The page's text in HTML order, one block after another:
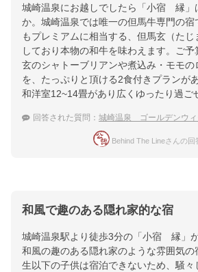
城崎温泉にお越しでしたら「小宿 縁」
か。城崎温泉では唯一の但馬牛専門の
もプレミアムに相当する、但馬玄（た
しており本物の和牛を味わえます。ご
玄のシャトーブリアンや煮込み・モモ
を、たっぷりと頂ける2食付きプランが
和洋室12~14畳があり広くゆったり過ご
回答された質問： 城崎温泉 ゴールデンウィーク夫婦旅
Behind The Lineさんの回
和風で趣のある隠れ家的な宿
城崎温泉駅より徒歩3分の「小宿 縁」が
和風の趣のある隠れ家のような雰囲気
生以下の子供は宿泊できないため、騒々